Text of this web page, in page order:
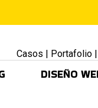
Casos | Portafolio |
DISEÑO